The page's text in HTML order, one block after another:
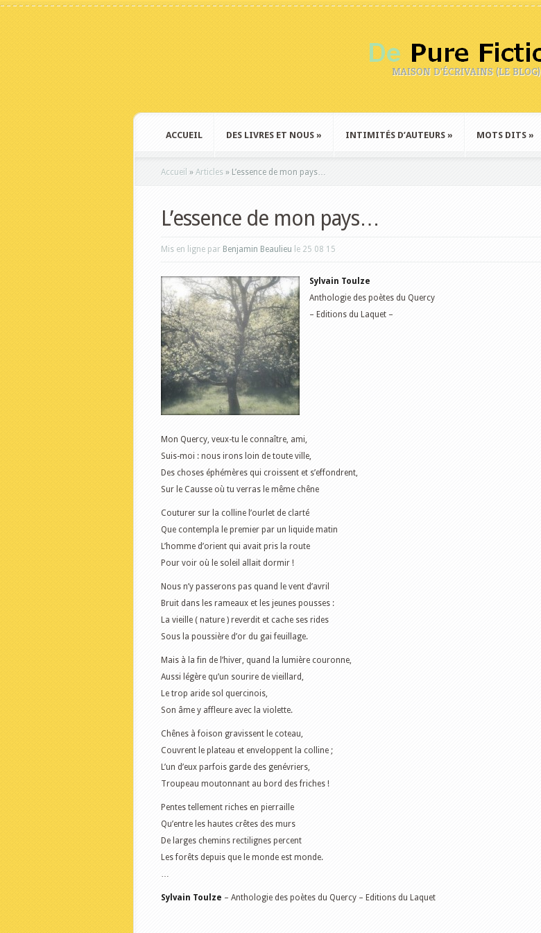
MAISON D'ÉCRIVAINS (LE BLOG)
ACCUEIL DES LIVRES ET NOUS » INTIMITÉS D’AUTEURS » MOTS DITS »
Accueil » Articles » L’essence de mon pays…
L’essence de mon pays…
Mis en ligne par Benjamin Beaulieu le 25 08 15
Sylvain Toulze
Anthologie des poètes du Quercy
– Editions du Laquet –
Mon Quercy, veux-tu le connaître, ami,
Suis-moi : nous irons loin de toute ville,
Des choses éphémères qui croissent et s’effondrent,
Sur le Causse où tu verras le même chêne
Couturer sur la colline l’ourlet de clarté
Que contempla le premier par un liquide matin
L’homme d’orient qui avait pris la route
Pour voir où le soleil allait dormir !
Nous n’y passerons pas quand le vent d’avril
Bruit dans les rameaux et les jeunes pousses :
La vieille ( nature ) reverdit et cache ses rides
Sous la poussière d’or du gai feuillage.
Mais à la fin de l’hiver, quand la lumière couronne,
Aussi légère qu’un sourire de vieillard,
Le trop aride sol quercinois,
Son âme y affleure avec la violette.
Chênes à foison gravissent le coteau,
Couvrent le plateau et enveloppent la colline ;
L’un d’eux parfois garde des genévriers,
Troupeau moutonnant au bord des friches !
Pentes tellement riches en pierraille
Qu’entre les hautes crêtes des murs
De larges chemins rectilignes percent
Les forêts depuis que le monde est monde.
…
Sylvain Toulze – Anthologie des poètes du Quercy – Editions du Laquet